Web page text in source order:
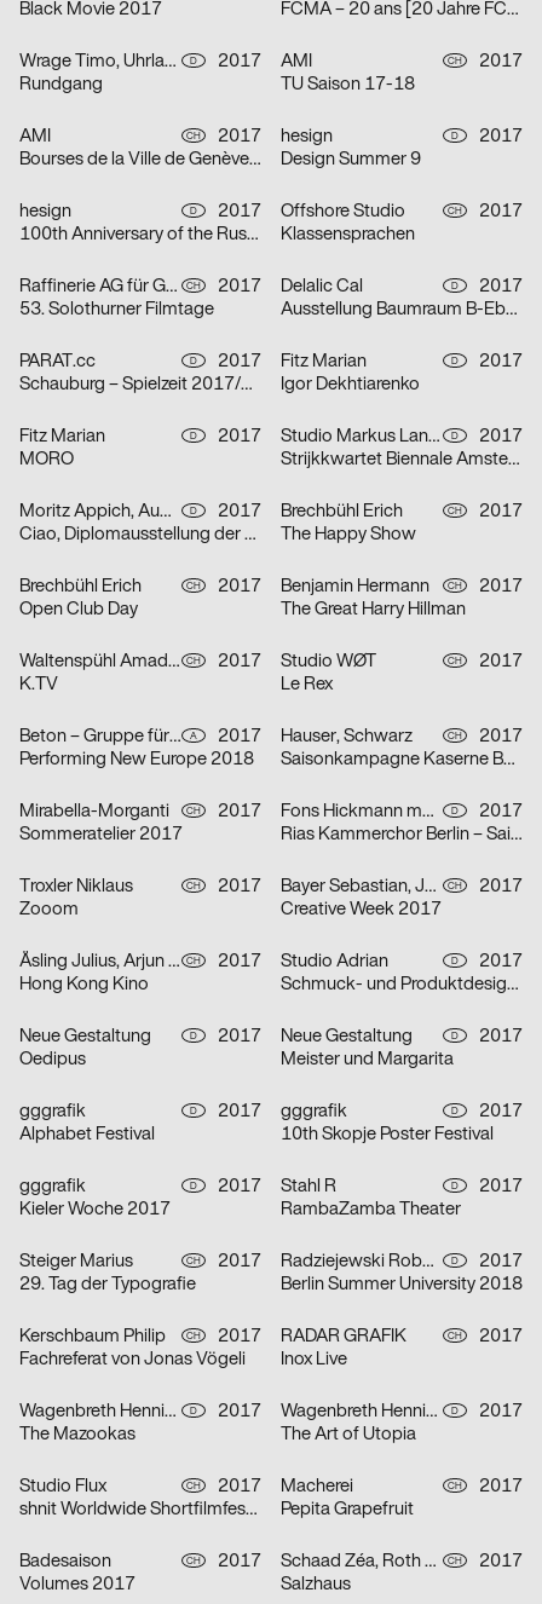
Black Movie 2017
FCMA – 20 ans [20 Jahre FCMA]
Wrage Timo, Uhrlau Theresia, Schröer Pia, Siemoneit Lukas, Flitta Julia, Kiefaber Isabel D
2017
Rundgang
AMI CH
2017
TU Saison 17-18
AMI CH
2017
Bourses de la Ville de Genève 2017 [Stipendien der Stadt Genf 2017]
hesign D
2017
Design Summer 9
hesign D
2017
100th Anniversary of the Russian Revolution
Offshore Studio CH
2017
Klassensprachen
Raffinerie AG für Gestaltung CH
2017
53. Solothurner Filmtage
Delalic Cal D
2017
Ausstellung Baumraum B-Ebene
PARAT.cc D
2017
Schauburg – Spielzeit 2017/2018
Fitz Marian D
2017
Igor Dekhtiarenko
Fitz Marian D
2017
MORO
Studio Markus Lange D
2017
Strijkkwartet Biennale Amsterdam 2018
Moritz Appich, Audretsch Massimiliano, Bruno Jacoby D
2017
Ciao, Diplomausstellung der HfG Karlsruhe
Brechbühl Erich CH
2017
The Happy Show
Brechbühl Erich CH
2017
Open Club Day
Benjamin Hermann CH
2017
The Great Harry Hillman
Waltenspühl Amadeus CH
2017
K.TV
Studio WØT CH
2017
Le Rex
Beton – Gruppe für Gestaltung A
2017
Performing New Europe 2018
Hauser, Schwarz CH
2017
Saisonkampagne Kaserne Basel
Mirabella-Morganti CH
2017
Sommeratelier 2017
Fons Hickmann m23 D
2017
Rias Kammerchor Berlin – Saison 2017/2018
Troxler Niklaus CH
2017
Zooom
Bayer Sebastian, Jara Vizcardo Nicole, Despotovic Filip, Meier Aline, Arjun Gilgen CH
2017
Creative Week 2017
Åsling Julius, Arjun Gilgen CH
2017
Hong Kong Kino
Studio Adrian D
2017
Schmuck- und Produktdesignausstellung im Stadtmuseum Düsseldorf
Neue Gestaltung D
2017
Oedipus
Neue Gestaltung D
2017
Meister und Margarita
gggrafik D
2017
Alphabet Festival
gggrafik D
2017
10th Skopje Poster Festival
gggrafik D
2017
Kieler Woche 2017
Stahl R D
2017
RambaZamba Theater
Steiger Marius CH
2017
29. Tag der Typografie
Radziejewski Robert D
2017
Berlin Summer University 2018
Kerschbaum Philip CH
2017
Fachreferat von Jonas Vögeli
RADAR GRAFIK CH
2017
Inox Live
Wagenbreth Henning D
2017
The Mazookas
Wagenbreth Henning D
2017
The Art of Utopia
Studio Flux CH
2017
shnit Worldwide Shortfilmfestival
Macherei CH
2017
Pepita Grapefruit
Badesaison CH
2017
Volumes 2017
Schaad Zéa, Roth Joël CH
2017
Salzhaus